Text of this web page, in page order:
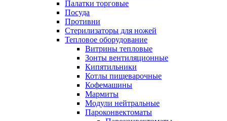
Палатки торговые
Посуда
Противни
Стерилизаторы для ножей
Тепловое оборудование
Витрины тепловые
Зонты вентиляционные
Кипятильники
Котлы пищеварочные
Кофемашины
Мармиты
Модули нейтральные
Пароконвектоматы